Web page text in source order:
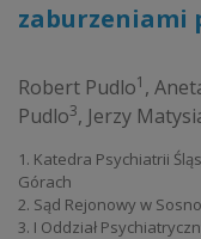
zaburzeniami
Robert Pudlo1 ,
Pudlo3, Jerzy
1. Katedra Psychiatrii
Górach
2. Sąd Rejonowy w
3. I Oddział